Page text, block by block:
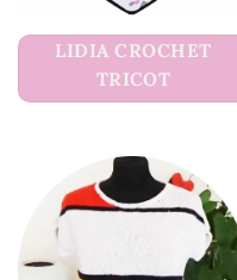
LIDIA CROCHET
TRICOT